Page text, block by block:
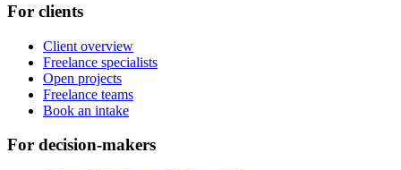
For clients
Client overview
Freelance specialists
Open projects
Freelance teams
Book an intake
For decision-makers